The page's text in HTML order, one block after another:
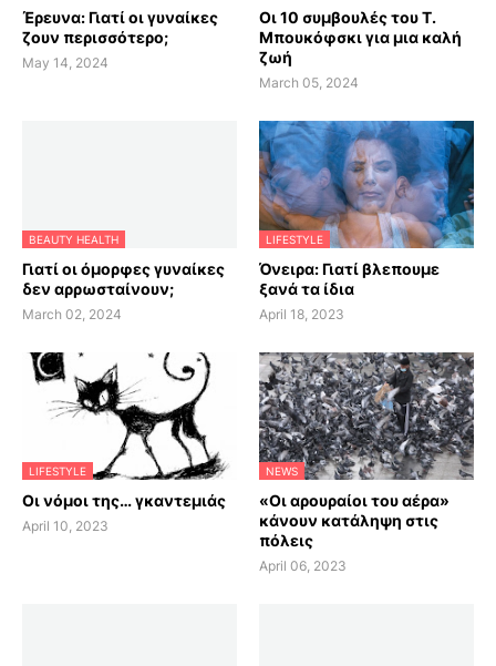
Έρευνα: Γιατί οι γυναίκες
ζουν περισσότερο;
May 14, 2024
Οι 10 συμβουλές του Τ.
Μπουκόφσκι για μια καλή
ζωή
March 05, 2024
BEAUTY HEALTH
Γιατί οι όμορφες γυναίκες
δεν αρρωσταίνουν;
March 02, 2024
LIFESTYLE
Όνειρα: Γιατί βλεπουμε
ξανά τα ίδια
April 18, 2023
LIFESTYLE
Οι νόμοι της… γκαντεμιάς
April 10, 2023
NEWS
«Οι αρουραίοι του αέρα»
κάνουν κατάληψη στις
πόλεις
April 06, 2023